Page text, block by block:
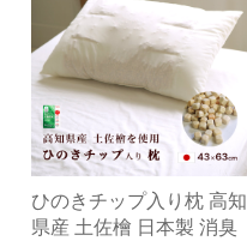
ひのきチップ入り枕 高知
県産 土佐檜 日本製 消臭